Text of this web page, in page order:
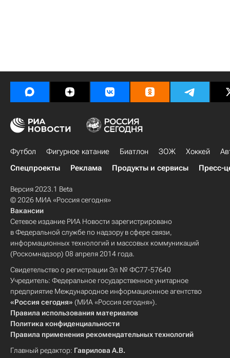
Футбол Фигурное катание Биатлон ЗОЖ Хоккей
Спецпроекты
Реклама Продукты и сервисы Пресс-
Версия 2023.1 Beta
© 2026 МИА «Россия сегодня»
Вакансии
Сетевое издание РИА Новости зарегистрировано
в Федеральной службе по надзору в сфере связи,
информационных технологий и массовых коммуникаций
(Роскомнадзор) 08 апреля 2014 года.
Свидетельство о регистрации Эл № ФС77-57640
Учредитель: Федеральное государственное унитарное
предприятие Международное информационное агентство
«Россия сегодня» (МИА «Россия сегодня»).
Правила использования материалов
Политика конфиденциальности
Правила применения рекомендательных технологий
Главный редактор: Гаврилова А.В.